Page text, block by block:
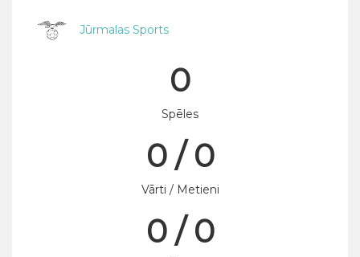
Jūrmalas Sports
0
Spēles
0 / 0
Vārti / Metieni
0 / 0